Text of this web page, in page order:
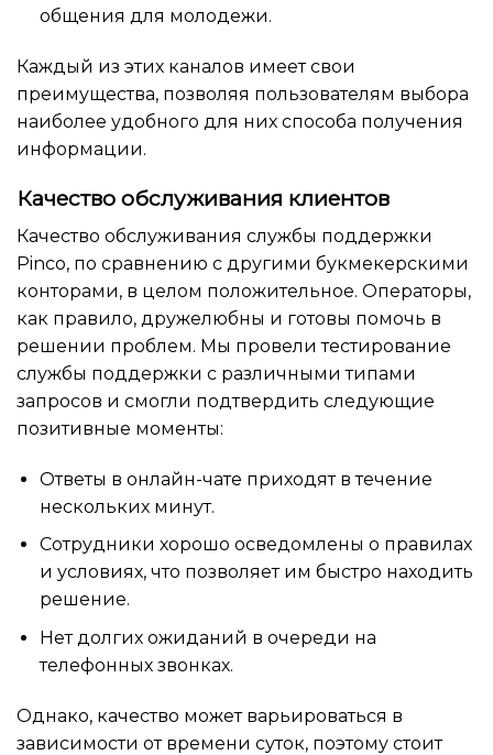
общения для молодежи.
Каждый из этих каналов имеет свои
преимущества, позволяя пользователям выбора
наиболее удобного для них способа получения
информации.
Качество обслуживания клиентов
Качество обслуживания службы поддержки
Pinco, по сравнению с другими букмекерскими
конторами, в целом положительное. Операторы,
как правило, дружелюбны и готовы помочь в
решении проблем. Мы провели тестирование
службы поддержки с различными типами
запросов и смогли подтвердить следующие
позитивные моменты:
Ответы в онлайн-чате приходят в течение
нескольких минут.
Сотрудники хорошо осведомлены о правилах
и условиях, что позволяет им быстро находить
решение.
Нет долгих ожиданий в очереди на
телефонных звонках.
Однако, качество может варьироваться в
зависимости от времени суток, поэтому стоит